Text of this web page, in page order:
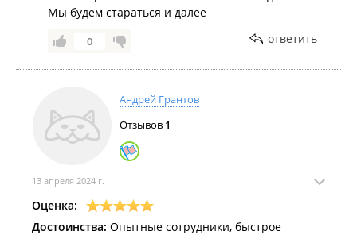
Мы будем стараться и далее
0 ответить
Андрей Грантов
Отзывов 1
13 апреля 2024 г.
Оценка:
Достоинства: Опытные сотрудники, быстрое